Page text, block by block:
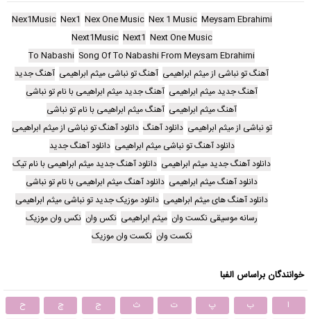
Meysam Ebrahimi
Nex 1 Music
Nex One Music
Nex1
Nex1Music
Next One Music
Next1
Next1Music
Song Of To Nabashi From Meysam Ebrahimi
To Nabashi
آهنگ تو نباشی از میثم ابراهیمی آهنگ تو نباشی میثم ابراهیمی آهنگ جدید
آهنگ جدید میثم ابراهیمی آهنگ جدید میثم ابراهیمی با نام تو نباشی
آهنگ میثم ابراهیمی آهنگ میثم ابراهیمی با نام تو نباشی
تو نباشی از میثم ابراهیمی دانلود آهنگ دانلود آهنگ تو نباشی از میثم ابراهیمی
دانلود آهنگ تو نباشی میثم ابراهیمی دانلود آهنگ جدید
دانلود آهنگ جدید میثم ابراهیمی دانلود آهنگ جدید میثم ابراهیمی با نام تیک
دانلود آهنگ میثم ابراهیمی دانلود آهنگ میثم ابراهیمی با نام تو نباشی
دانلود آهنگ های میثم ابراهیمی دانلود موزیک جدید تو نباشی میثم ابراهیمی
رسانه موسیقی نکست وان میثم ابراهیمی نکس وان نکس وان موزیک
نکست وان نکست وان موزیک
خوانندگان براساس الفبا
ا ب پ ت ث ج چ
ح